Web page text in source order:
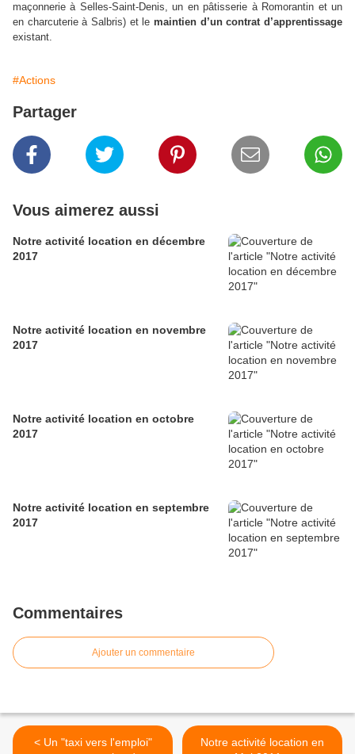
maçonnerie à Selles-Saint-Denis, un en pâtisserie à Romorantin et un
en charcuterie à Salbris) et le maintien d’un contrat d’apprentissage
existant.
#Actions
Partager
Vous aimerez aussi
Notre activité location en décembre
2017
Notre activité location en novembre
2017
Notre activité location en octobre
2017
Notre activité location en septembre
2017
Commentaires
Ajouter un commentaire
< Un "taxi vers l'emploi"
Notre activité location en